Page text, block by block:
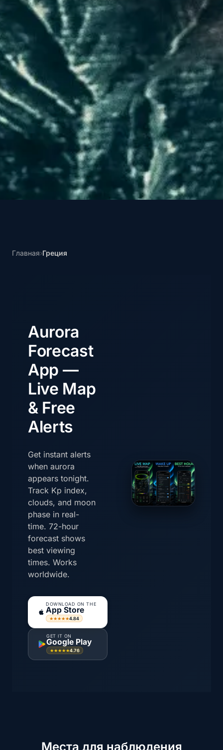
Главная›Греция
Aurora
Forecast
App —
Live Map
& Free
Alerts
Get instant alerts
when aurora
appears tonight.
Track Kp index,
clouds, and moon
phase in real-
time. 72-hour
forecast shows
best viewing
times. Works
worldwide.
DOWNLOAD ON THE
App Store
★★★★★4.84
GET IT ON
Google Play
★★★★★4.76
Места для наблюдения